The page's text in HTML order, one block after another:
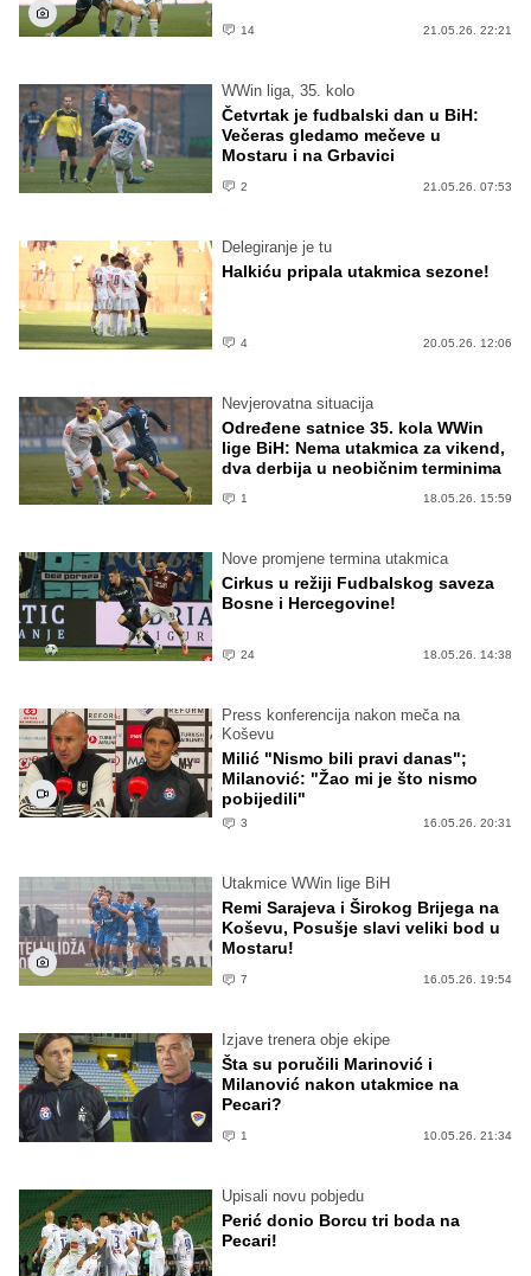
14 21.05.26. 22:21
WWin liga, 35. kolo
Četvrtak je fudbalski dan u BiH:
Večeras gledamo mečeve u
Mostaru i na Grbavici
2 21.05.26. 07:53
Delegiranje je tu
Halkiću pripala utakmica sezone!
4 20.05.26. 12:06
Nevjerovatna situacija
Određene satnice 35. kola WWin
lige BiH: Nema utakmica za vikend,
dva derbija u neobičnim terminima
1 18.05.26. 15:59
Nove promjene termina utakmica
Cirkus u režiji Fudbalskog saveza
Bosne i Hercegovine!
24 18.05.26. 14:38
Press konferencija nakon meča na
Koševu
Milić "Nismo bili pravi danas";
Milanović: "Žao mi je što nismo
pobijedili"
3 16.05.26. 20:31
Utakmice WWin lige BiH
Remi Sarajeva i Širokog Brijega na
Koševu, Posušje slavi veliki bod u
Mostaru!
7 16.05.26. 19:54
Izjave trenera obje ekipe
Šta su poručili Marinović i
Milanović nakon utakmice na
Pecari?
1 10.05.26. 21:34
Upisali novu pobjedu
Perić donio Borcu tri boda na
Pecari!